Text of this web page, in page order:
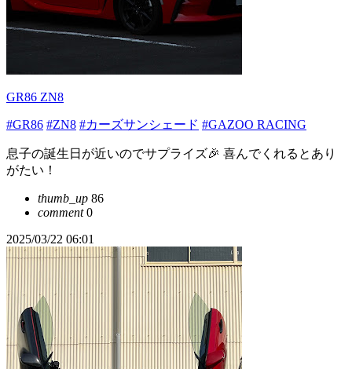
GR86 ZN8
#GR86 #ZN8 #カーズサンシェード #GAZOO RACING
息子の誕生日が近いのでサプライズ🎉 喜んでくれるとあり
がたい！
thumb_up 86
comment0
2025/03/22 06:01